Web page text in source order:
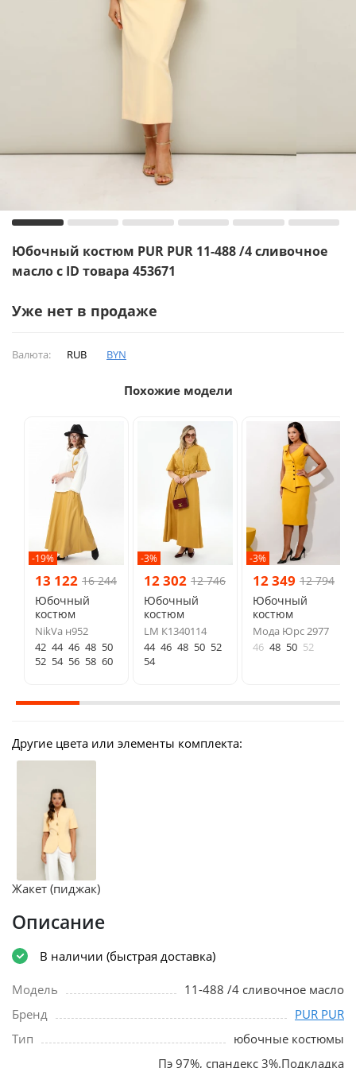
Юбочный костюм PUR PUR 11-488 /4 сливочное
масло с ID товара 453671
Уже нет в продаже
Валюта: RUB BYN
Похожие модели
-19%
13 122 16 244
Юбочный
костюм
NikVa н952
42 44 46 48 50
52 54 56 58 60
-3%
12 302 12 746
Юбочный
костюм
LM К1340114
44 46 48 50 52
54
-3%
12 349 12 794
Юбочный
костюм
Мода Юрс 2977
46 48 50 52
Другие цвета или элементы комплекта:
Жакет (пиджак)
Описание
В наличии (быстрая доставка)
Модель
11-488 /4 сливочное масло
Бренд
PUR PUR
Тип
юбочные костюмы
Пэ 97%, спандекс 3%.Подкладка